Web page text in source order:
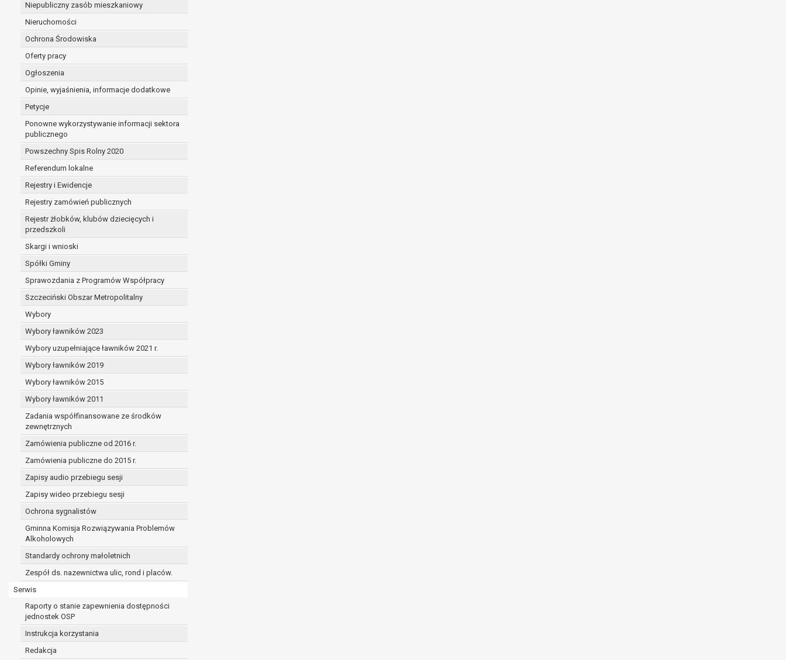
Niepubliczny zasób mieszkaniowy
Nieruchomości
Ochrona Środowiska
Oferty pracy
Ogłoszenia
Opinie, wyjaśnienia, informacje dodatkowe
Petycje
Ponowne wykorzystywanie informacji sektora
publicznego
Powszechny Spis Rolny 2020
Referendum lokalne
Rejestry i Ewidencje
Rejestry zamówień publicznych
Rejestr żłobków, klubów dziecięcych i
przedszkoli
Skargi i wnioski
Spółki Gminy
Sprawozdania z Programów Współpracy
Szczeciński Obszar Metropolitalny
Wybory
Wybory ławników 2023
Wybory uzupełniające ławników 2021 r.
Wybory ławników 2019
Wybory ławników 2015
Wybory ławników 2011
Zadania współfinansowane ze środków
zewnętrznych
Zamówienia publiczne od 2016 r.
Zamówienia publiczne do 2015 r.
Zapisy audio przebiegu sesji
Zapisy wideo przebiegu sesji
Ochrona sygnalistów
Gminna Komisja Rozwiązywania Problemów
Alkoholowych
Standardy ochrony małoletnich
Zespół ds. nazewnictwa ulic, rond i placów.
Serwis
Raporty o stanie zapewnienia dostępności
jednostek OSP
Instrukcja korzystania
Redakcja